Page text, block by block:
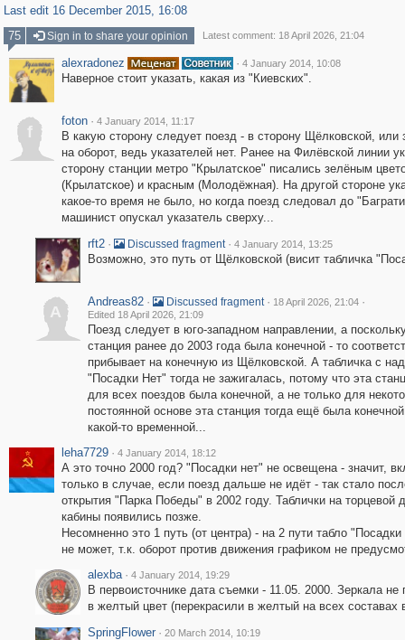
Last edit 16 December 2015, 16:08
75
Sign in to share your opinion Latest comment: 18 April 2026, 21:04
alexradonez · 4 January 2014, 10:08
Наверное стоит указать, какая из "Киевских".
f
foton · 4 January 2014, 11:17
В какую сторону следует поезд - в сторону Щёлковской, или
на оборот, ведь указателей нет. Ранее на Филёвской линии
сторону станции метро "Крылатское" писались зелёным
(Крылатское) и красным (Молодёжная). На другой стороне
какое-то время не было, но когда поезд следовал до
машинист опускал указатель сверху...
rft2 · Discussed fragment · 4 January 2014, 13:25
Возможно, это путь от Щёлковской (висит табличка
A
Andreas82 · Discussed fragment · 18 April 2026, 21:04 ·
Edited 18 April 2026, 21:09
Поезд следует в юго-западном направлении, а
станция ранее до 2003 года была конечной - то
прибывает на конечную из Щёлковской. А табличка с
"Посадки Нет" тогда не зажигалась, потому что эта
для всех поездов была конечной, а не только для
постоянной основе эта станция тогда ещё была
какой-то временной...
leha7729 · 4 January 2014, 18:12
А это точно 2000 год? "Посадки нет" не освещена - значит,
только в случае, если поезд дальше не идёт - так стало
открытия "Парка Победы" в 2002 году. Таблички на торцевой
кабины появились позже.
Несомненно это 1 путь (от центра) - на 2 пути табло
не может, т.к. оборот против движения графиком не
alexba · 4 January 2014, 19:29
В первоисточнике дата съемки - 11.05. 2000. Зеркала не
в желтый цвет (перекрасили в желтый на всех составах
SpringFlower · 20 March 2014, 10:19